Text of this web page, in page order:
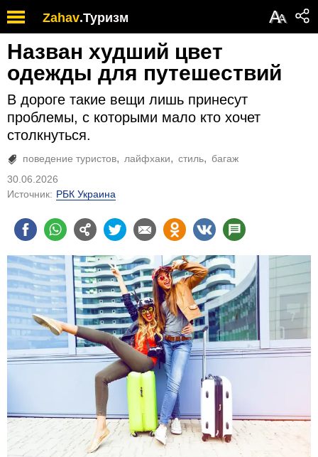
Zahav.Туризм АА
Назван худший цвет
одежды для путешествий
В дороге такие вещи лишь принесут
проблемы, с которыми мало кто хочет
столкнуться.
поведение туристов лайфхаки стиль
багаж
30.06.2026
Источник: РБК Украина